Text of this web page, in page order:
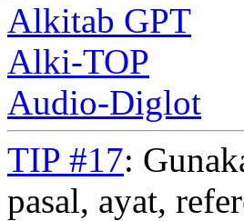
Alkitab GPT
Alki-TOP
Audio-Diglot
TIP #17:
pasal, ayat,